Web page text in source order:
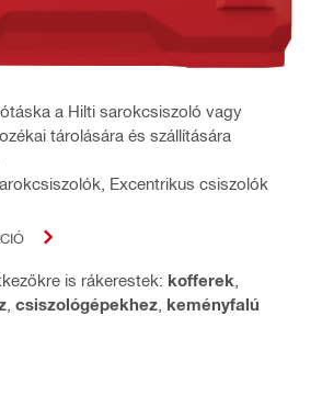
a Hilti sarokcsiszoló vagy
tárolására és szállítására
Excentrikus csiszolók
is rákerestek: kofferek
csiszológépekhez keményfalú